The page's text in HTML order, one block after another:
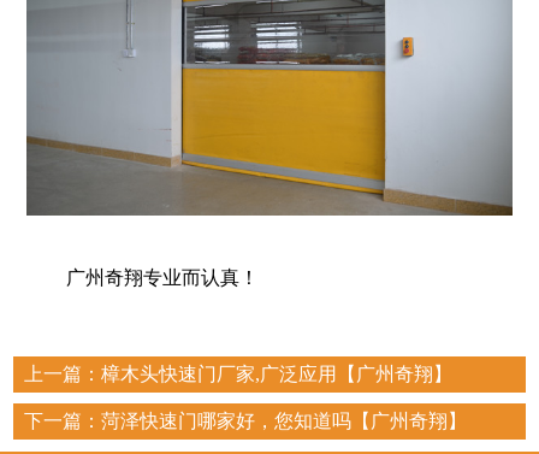
广州奇翔专业而认真！
上一篇： 樟木头快速门厂家,广泛应用【广州奇翔】
下一篇： 菏泽快速门哪家好，您知道吗【广州奇翔】